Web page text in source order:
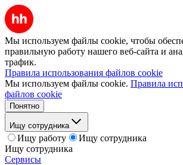
Мы используем файлы cookie, чтобы
правильную работу нашего веб-сайта и
трафик.
Правила использования файлов cookie
Мы используем файлы cookie. Правила
файлов cookie
Понятно
Ищу сотрудника
Ищу работу
Ищу сотрудника
Ищу сотрудника
Сервисы